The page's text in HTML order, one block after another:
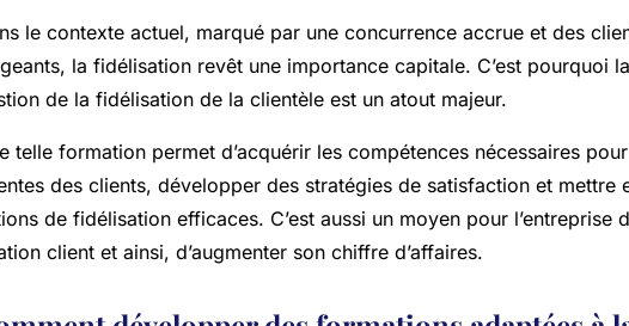
le contexte actuel, marqué par une concurrence accrue et des
la fidélisation revêt une importance capitale. C’est pourquoi
de la fidélisation de la clientèle est un atout majeur.
telle formation permet d’acquérir les compétences nécessaires
des clients, développer des stratégies de satisfaction et mettre
de fidélisation efficaces. C’est aussi un moyen pour l’entreprise
client et ainsi, d’augmenter son chiffre d’affaires.